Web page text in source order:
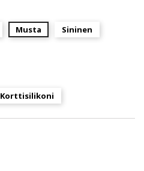
Musta
Sininen
Korttisilikoni